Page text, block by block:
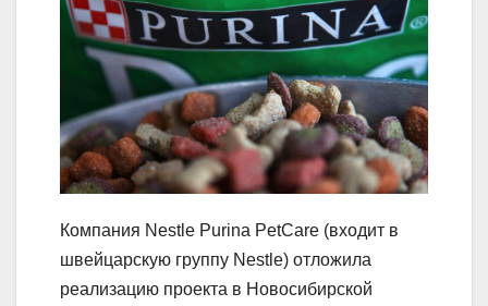
Компания Nestle Purina PetCare (входит в
швейцарскую группу Nestle) отложила
реализацию проекта в Новосибирской